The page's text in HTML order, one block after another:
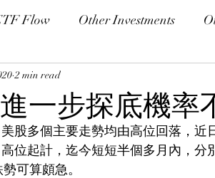
Flow Other Investments
一步探底機率
2 min read
股多個主要走勢均由高位回落，近
位起計，迄今短短半個多月內，分
可算頗急。